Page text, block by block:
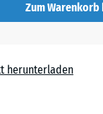
Zum Warenkorb
herunterladen